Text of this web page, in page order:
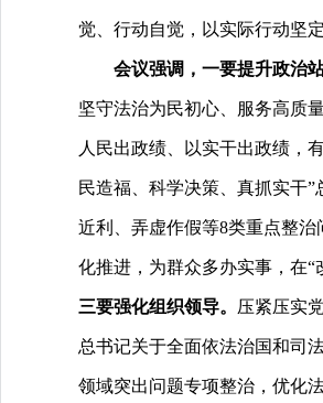
觉、行动自觉，以实际行动坚
会议强调，一要提升政治站
坚守法治为民初心、服务高质
人民出政绩、以实干出政绩，
民造福、科学决策、真抓实干
近利、弄虚作假等8类重点整
化推进，为群众多办实事，在
三要强化组织领导。 压紧压实
总书记关于全面依法治国和司
领域突出问题专项整治，优化